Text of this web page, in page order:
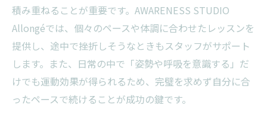
積み重ねることが重要です。AWARENESS STUDIO
Allongéでは、個々のペースや体調に合わせたレッスンを
提供し、途中で挫折しそうなときもスタッフがサポート
します。また、日常の中で「姿勢や呼吸を意識する」だ
けでも運動効果が得られるため、完璧を求めず自分に合
ったペースで続けることが成功の鍵です。